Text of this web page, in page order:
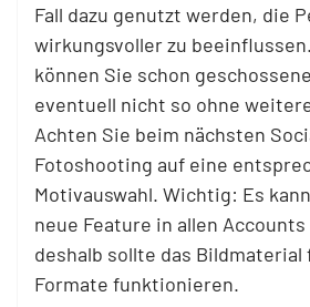
Fall dazu genutzt werden, die
wirkungsvoller zu
können Sie schon
eventuell nicht so ohne
Achten Sie beim nächsten
Fotoshooting auf eine
Motivauswahl. Wichtig: Es
neue Feature in allen
deshalb sollte das Bildmaterial
Formate funktionieren.